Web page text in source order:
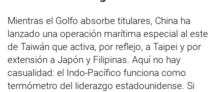
Mientras el Golfo absorbe titulares, China ha
lanzado una operación marítima especial al este
de Taiwán que activa, por reflejo, a Taipei y por
extensión a Japón y Filipinas. Aquí no hay
casualidad: el Indo-Pacífico funciona como
termómetro del liderazgo estadounidense. Si